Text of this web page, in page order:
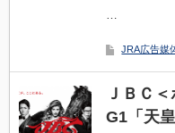
…
JRA広告媒
ＪＢＣ
G1「天